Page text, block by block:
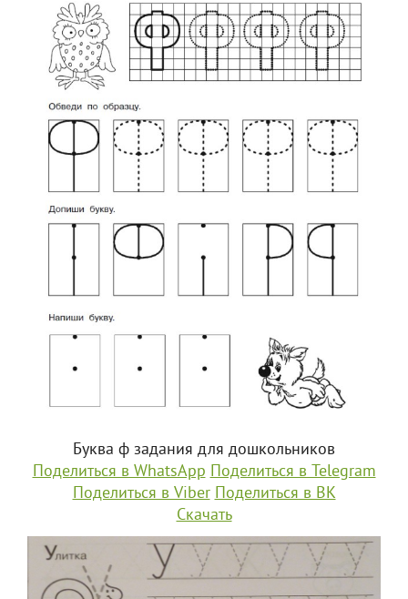
Буква ф задания для дошкольников
Поделиться в WhatsApp Поделиться в Telegram
Поделиться в Viber Поделиться в ВК
Скачать